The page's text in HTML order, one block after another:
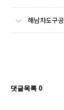
해남차도구
댓글목록0